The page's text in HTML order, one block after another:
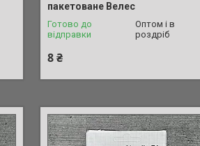
пакетоване Велес
Готово до
відправки
Оптом і в
роздріб
8 ₴